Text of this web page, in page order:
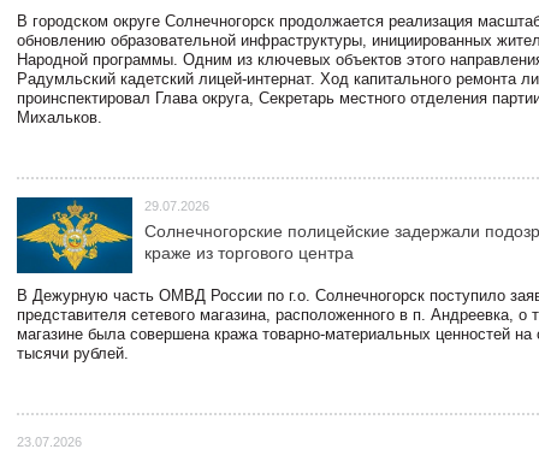
В городском округе Солнечногорск продолжается реализация
обновлению образовательной инфраструктуры, инициированных
Народной программы. Одним из ключевых объектов этого
Радумльский кадетский лицей-интернат. Ход капитального ремонта
проинспектировал Глава округа, Секретарь местного отделения
Михальков.
29.07.2026
Солнечногорские полицейские задержали
краже из торгового центра
В Дежурную часть ОМВД России по г.о. Солнечногорск поступило
представителя сетевого магазина, расположенного в п. Андреевка, о
магазине была совершена кража товарно-материальных ценностей
тысячи рублей.
23.07.2026